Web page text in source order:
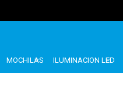
MOCHILAS ILUMINACION LED